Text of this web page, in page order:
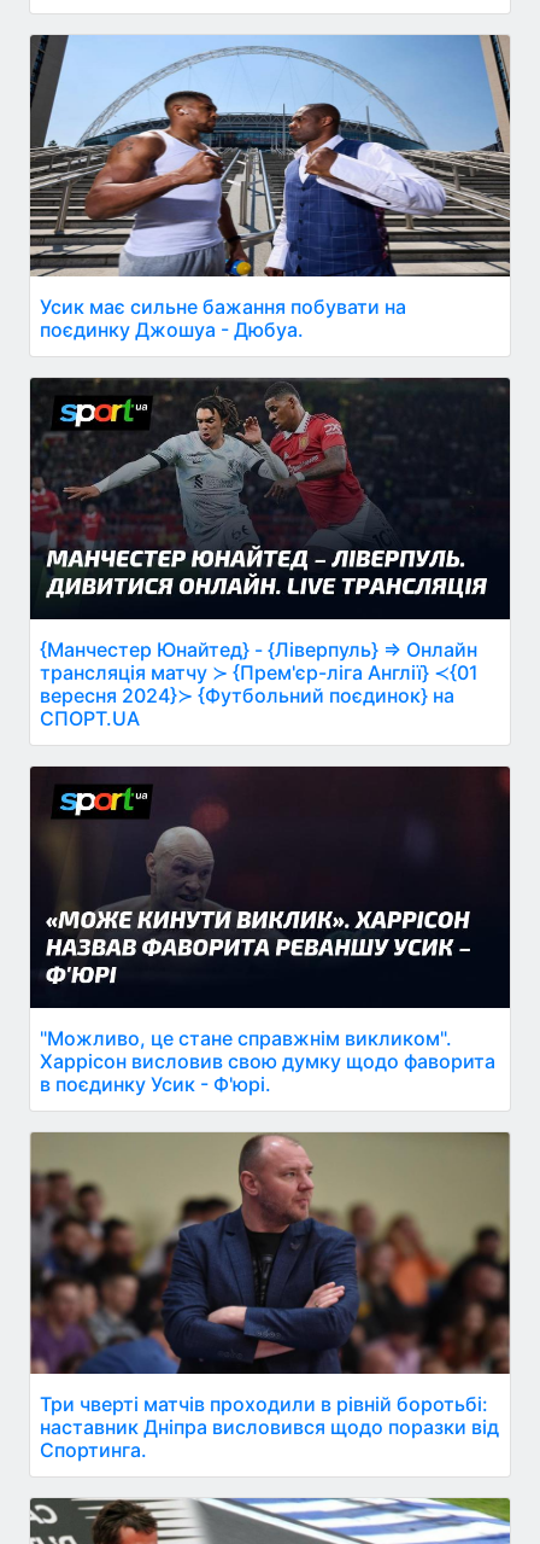
Усик має сильне бажання побувати на
поєдинку Джошуа - Дюбуа.
{Манчестер Юнайтед} - {Ліверпуль} ⇒ Онлайн
трансляція матчу ≻ {Прем'єр-ліга Англії} ≺{01
вересня 2024}≻ {Футбольний поєдинок} на
СПОРТ.UA
"Можливо, це стане справжнім викликом".
Харрісон висловив свою думку щодо фаворита
в поєдинку Усик - Ф'юрі.
Три чверті матчів проходили в рівній боротьбі:
наставник Дніпра висловився щодо поразки від
Спортинга.